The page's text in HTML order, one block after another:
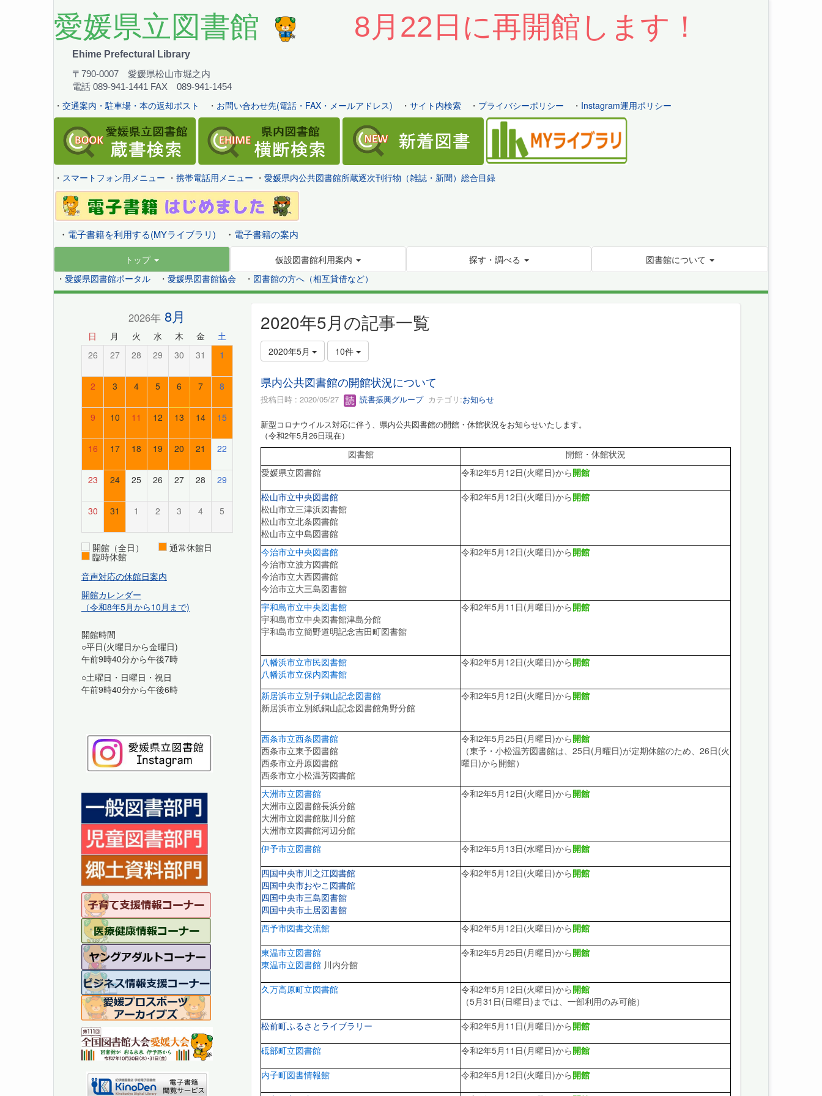
愛媛県立図書館 8月22日に再開館します！
Ehime Prefectural Library
〒790-0007 愛媛県松山市堀之内
電話 089-941-1441 FAX 089-941-1454
・ 交通案内・駐車場・本の返却ポスト ・ お問い合わせ先(電話・FAX・メールアドレス) ・ サイト内検索 ・ プライバシーポリシー ・ Instagram運用ポリシー
・ スマートフォン用メニュー ・ 携帯電話用メニュー ・ 愛媛県内公共図書館所蔵逐次刊行物（雑誌・新聞）総合目録
・ 電子書籍を利用する(MYライブラリ) ・ 電子書籍の案内
トップ 仮設図書館利用案内 探す・調べる
図書館について
・ 愛媛県図書館ポータル ・ 愛媛県図書館協会 ・ 図書館の方へ（相互貸借など）
2020年5月の記事一覧
2020年5月 10件
県内公共図書館の開館状況について
投稿日時 : 2020/05/27 読書振興グループカテゴリ:お知らせ
新型コロナウイルス対応に伴う、県内公共図書館の開館・休館状況をお知らせいたします。
（令和2年5月26日現在）
図書館
開館・休館状況
愛媛県立図書館
令和2年5月12日(火曜日)から開館
松山市立中央図書館
松山市立三津浜図書館
松山市立北条図書館
松山市立中島図書館
令和2年5月12日(火曜日)から開館
今治市立中央図書館
今治市立波方図書館
今治市立大西図書館
今治市立大三島図書館
令和2年5月12日(火曜日)から開館
宇和島市立中央図書館
宇和島市立中央図書館津島分館
宇和島市立簡野道明記念吉田町図書館
令和2年5月11日(月曜日)から開館
八幡浜市立市民図書館
八幡浜市立保内図書館
令和2年5月12日(火曜日)から開館
新居浜市立別子銅山記念図書館
新居浜市立別紙銅山記念図書館角野分館
令和2年5月12日(火曜日)から開館
西条市立西条図書館
西条市立東予図書館
西条市立丹原図書館
西条市立小松温芳図書館
令和2年5月25日(月曜日)から開館
（東予・小松温芳図書館は、25日(月曜日)が定期休館のため、26日(火
曜日)から開館）
大洲市立図書館
大洲市立図書館長浜分館
大洲市立図書館肱川分館
大洲市立図書館河辺分館
令和2年5月12日(火曜日)から開館
伊予市立図書館 令和2年5月13日(水曜日)から開館
四国中央市川之江図書館
四国中央市おやこ図書館
四国中央市三島図書館
四国中央市土居図書館
令和2年5月12日(火曜日)から開館
西予市図書交流館 令和2年5月12日(火曜日)から開館
東温市立図書館
東温市立図書館 川内分館
令和2年5月25日(月曜日)から開館
久万高原町立図書館 令和2年5月12日(火曜日)から開館
（5月31日(日曜日)までは、一部利用のみ可能）
松前町ふるさとライブラリー
令和2年5月11日(月曜日)から開館
砥部町立図書館
令和2年5月11日(月曜日)から開館
内子町図書情報館
令和2年5月12日(火曜日)から開館
2026年 8月
日 月 火 水 木 金 土
26 27 28 29 30 31 1
2 3 4 5 6 7 8
9 10 11 12 13 14 15
16 17 18 19 20 21 22
23 24 25 26 27 28 29
30 31 1 2 3 4 5
開館（全日） 通常休館日
臨時休館
音声対応の休館日案内
開館カレンダー
（令和8年5月から10月まで)
開館時間
○平日(火曜日から金曜日)
午前9時40分から午後7時
○土曜日・日曜日・祝日
午前9時40分から午後6時